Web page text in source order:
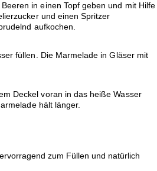
Beeren in einen Topf geben und mit Hilfe
und einen Spritzer
aufkochen.
füllen. Die Marmelade in Gläser mit
Deckel voran in das heiße Wasser
hält länger.
zum Füllen und natürlich